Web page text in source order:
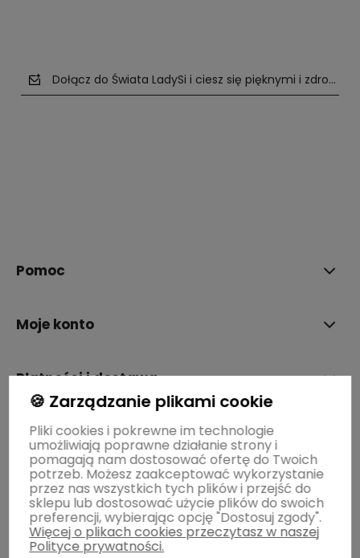
Dołącz do Świata LadySi i ciesz się pięknymi i
Pomoc
Moje konto
Płatności i dostawa
Informacje
O nas
🍪 Zarządzanie plikami cookie
Pliki cookies i pokrewne im technologie
umożliwiają poprawne działanie strony i
pomagają nam dostosować ofertę do Twoich
potrzeb. Możesz zaakceptować wykorzystanie
przez nas wszystkich tych plików i przejść do
sklepu lub dostosować użycie plików do swoich
preferencji, wybierając opcję "Dostosuj zgody".
Więcej o plikach cookies przeczytasz w naszej
Polityce prywatności.